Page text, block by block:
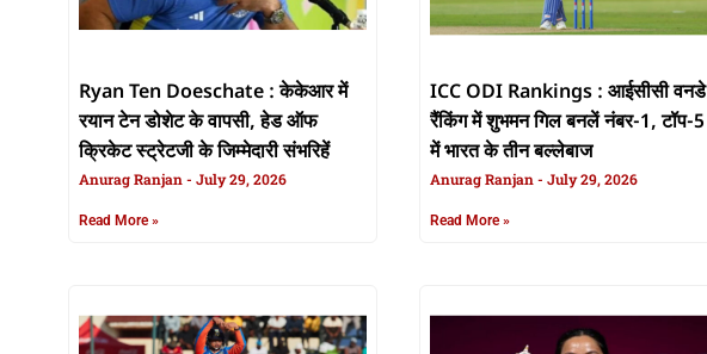
Ryan Ten Doeschate : केकेआर में
रयान टेन डोशेट के वापसी, हेड ऑफ
क्रिकेट स्ट्रेटजी के जिम्मेदारी संभरिहें
Anurag Ranjan July 29, 2026
Read More »
ICC ODI Rankings : आईसीसी वनडे
रैंकिंग में शुभमन गिल बनलें नंबर-1, टॉप-5
में भारत के तीन बल्लेबाज
Anurag Ranjan July 29, 2026
Read More »